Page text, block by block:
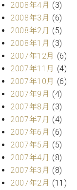
2008年4月 (3)
2008年3月 (6)
2008年2月 (5)
2008年1月 (3)
2007年12月 (6)
2007年11月 (4)
2007年10月 (6)
2007年9月 (4)
2007年8月 (3)
2007年7月 (4)
2007年6月 (6)
2007年5月 (5)
2007年4月 (8)
2007年3月 (8)
2007年2月 (11)